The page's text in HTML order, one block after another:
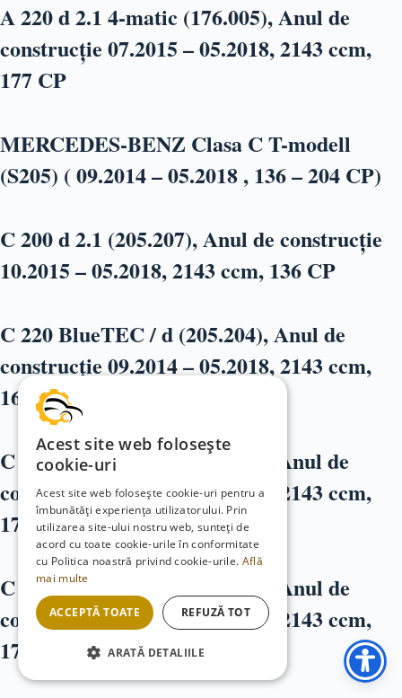
A 220 d 2.1 4-matic (176.005), Anul de
construcție 07.2015 – 05.2018, 2143 ccm,
177 CP
MERCEDES-BENZ Clasa C T-modell
(S205) ( 09.2014 – 05.2018 , 136 – 204 CP)
C 200 d 2.1 (205.207), Anul de construcție
10.2015 – 05.2018, 2143 ccm, 136 CP
C 220 BlueTEC / d (205.204), Anul de
construcție 09.2014 – 05.2018, 2143 ccm,
163 CP
C 220 BlueTEC 2.2 (205.204), Anul de
construcție 09.2014 – 05.2018, 2143 ccm,
170 CP
C 220 d 2.1 4-matic (205.205), Anul de
construcție 04.2015 – 05.2018, 2143 ccm,
170 CP
Acest site web folosește
cookie-uri
Acest site web folosește cookie-uri pentru a
îmbunătăți experiența utilizatorului. Prin
utilizarea site-ului nostru web, sunteți de
acord cu toate cookie-urile în conformitate
cu Politica noastră privind cookie-urile. Află
mai multe
ACCEPTĂ TOATE REFUZĂ TOT
ARATĂ DETALIILE